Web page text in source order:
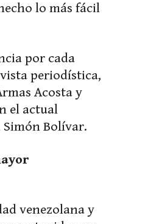
lo más fácil
por cada
periodística,
Acosta y
el actual
Bolívar.
venezolana y